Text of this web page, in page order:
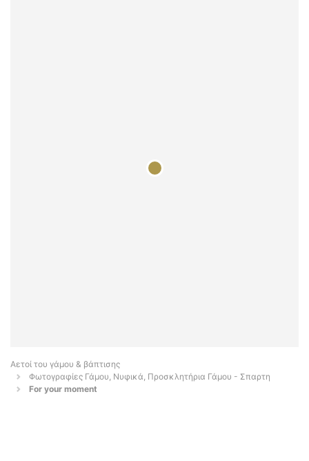
Αετοί του γάμου & βάπτισης
Φωτογραφίες Γάμου, Νυφικά, Προσκλητήρια Γάμου - Σπαρτη
For your moment